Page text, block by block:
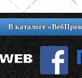
В каталоге